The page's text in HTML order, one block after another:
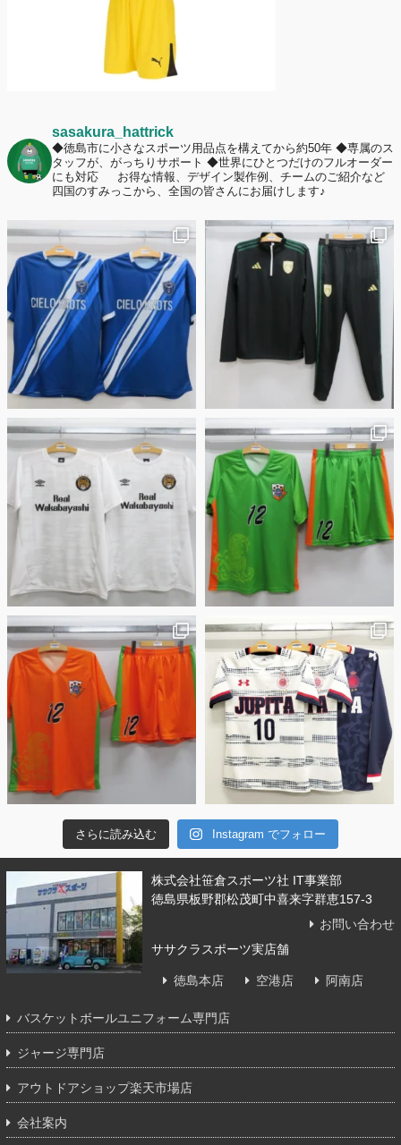
sasakura_hattrick
◆徳島市に小さなスポーツ用品点を構えてから約50年 ◆専属のス
タッフが、がっちりサポート ◆世界にひとつだけのフルオーダー
にも対応
お得な情報、デザイン製作例、チームのご紹介など
四国のすみっこから、全国の皆さんにお届けします♪
さらに読み込む Instagram でフォロー
株式会社笹倉スポーツ社 IT事業部
徳島県板野郡松茂町中喜来字群恵157-3
お問い合わせ
ササクラスポーツ実店舗
徳島本店 空港店 阿南店
バスケットボールユニフォーム専門店
ジャージ専門店
アウトドアショップ楽天市場店
会社案内